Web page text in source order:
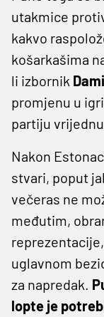
utakmice
kakvo
košarkašima
li izbornik
promjenu u
partiju
Nakon
stvari, poput
večeras ne
međutim,
uglavnom
za napredak.
lopte je